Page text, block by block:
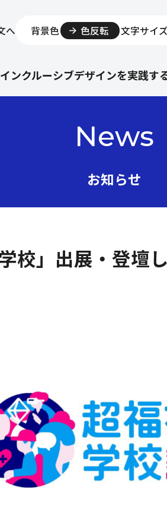
へ 背景色 色反転 文字サイズ
インクルーシブデザインを実践す
News
お知らせ
校」出展・登壇